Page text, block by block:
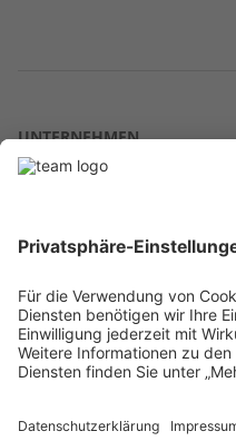
UNTERNEHMEN
Über uns
Karriere
Kontakt
RECHTLICHES